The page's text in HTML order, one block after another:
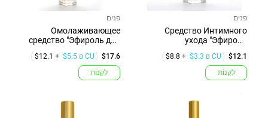
פנים
Омолаживающее
средство "Эфироль для
$17.6
$12.1 + $5.5 в CU
לִקְנוֹת
פנים
Средство Интимного
ухода "Эфироль
$12.1
$8.8 + $3.3 в CU
לִקְנוֹת